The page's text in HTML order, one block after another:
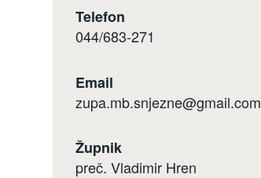
Telefon
044/683-271
Email
zupa.mb.snjezne@gmail.com
Župnik
preč. Vladimir Hren